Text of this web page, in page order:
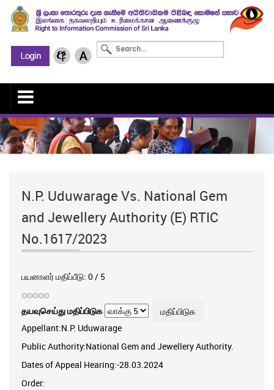
N.P. Uduwarage Vs. National Gem
and Jewellery Authority (E) RTIC
No.1617/2023
பயனாளர் மதிப்பீடு: 0/ 5
தயவுசெய்து மதிப்பிடுக
Appellant:N.P. Uduwarage
Public Authority:National Gem and Jewellery Authority.
Dates of Appeal Hearing:-28.03.2024
Order: